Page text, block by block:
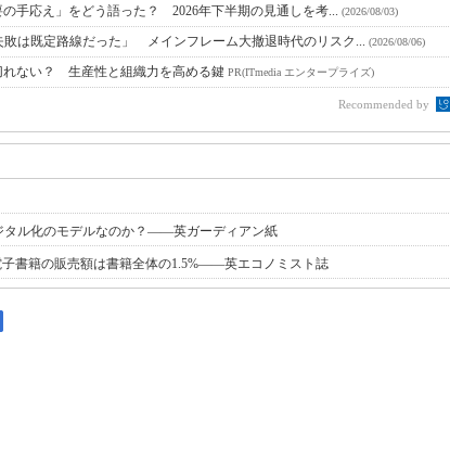
手応え」をどう語った？ 2026年下半期の見通しを考... (2026/08/03)
敗は既定路線だった」 メインフレーム大撤退時代のリスク... (2026/08/06)
ない？ 生産性と組織力を高める鍵 PR(ITmedia エンタープライズ)
Recommended by
タル化のモデルなのか？――英ガーディアン紙
子書籍の販売額は書籍全体の1.5%――英エコノミスト誌